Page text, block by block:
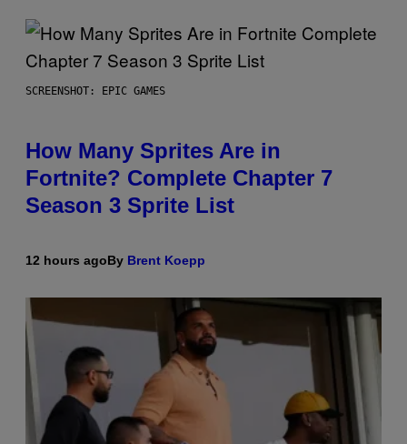
SCREENSHOT: EPIC GAMES
How Many Sprites Are in
Fortnite? Complete Chapter 7
Season 3 Sprite List
12 hours agoBy Brent Koepp